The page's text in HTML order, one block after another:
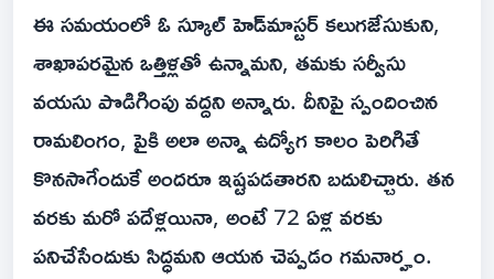
ఈ సమయంలో ఓ స్కూల్ హెడ్‌మాస్టర్ కలుగజేసుకుని,
శాఖాపరమైన ఒత్తిళ్లతో ఉన్నామని, తమకు సర్వీసు
వయసు పొడిగింపు వద్దని అన్నారు. దీనిపై స్పందించిన
రామలింగం, పైకి అలా అన్నా ఉద్యోగ కాలం పెరిగితే
కొనసాగేందుకే అందరూ ఇష్టపడతారని బదులిచ్చారు. తన
వరకు మరో పదేళ్లయినా, అంటే 72 ఏళ్ల వరకు
పనిచేసేందుకు సిద్ధమని ఆయన చెప్పడం గమనార్హం.